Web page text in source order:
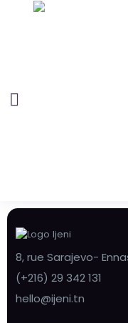
8, rue Sarajevo-
(+216) 29 342 131
hello@ijeni.tn